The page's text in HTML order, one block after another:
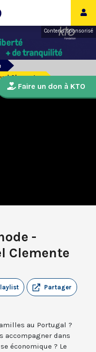
Contenu sponsorisé
Clemente
-
Clemente
Partager
au Portugal ?
accompagner dans
économique ? Le
Faire un don à KTO